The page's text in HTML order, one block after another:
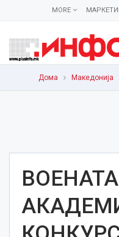
MORE
Дома Македонија
ВОЕНАТА